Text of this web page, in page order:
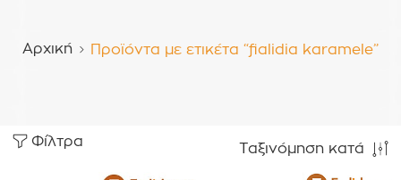
Αρχική Προϊόντα με ετικέτα “fialidia karamele”
Φίλτρα Ταξινόμηση κατά